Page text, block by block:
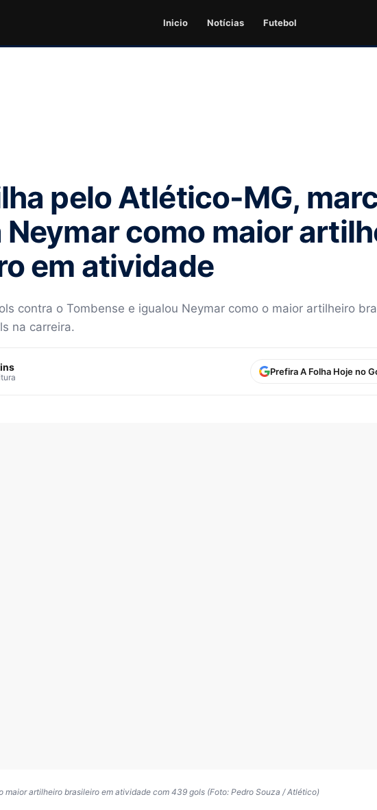
Inicio Notícias Futebol
pelo Atlético-MG,
Neymar como maior
em atividade
contra o Tombense e igualou Neymar como o maior artilheiro
na carreira.
Prefira A Folha Hoje no
maior artilheiro brasileiro em atividade com 439 gols (Foto: Pedro Souza / Atlético)